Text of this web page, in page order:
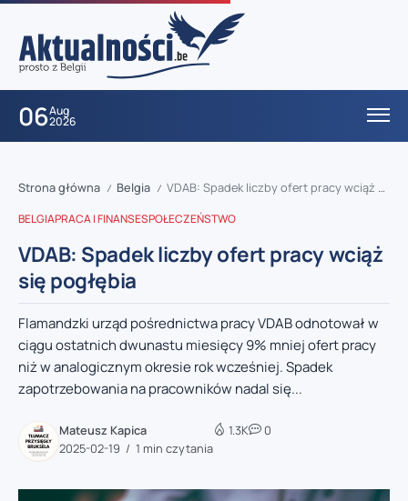
06Aug
2026
Strona główna / Belgia / VDAB: Spadek liczby ofert pracy wciąż się pogłębia
BELGIAPRACA I FINANSESPOŁECZEŃSTWO
VDAB: Spadek liczby ofert pracy wciąż
się pogłębia
Flamandzki urząd pośrednictwa pracy VDAB odnotował w
ciągu ostatnich dwunastu miesięcy 9% mniej ofert pracy
niż w analogicznym okresie rok wcześniej. Spadek
zapotrzebowania na pracowników nadal się...
Mateusz Kapica
2025-02-19
1 min czytania
1.3K 0